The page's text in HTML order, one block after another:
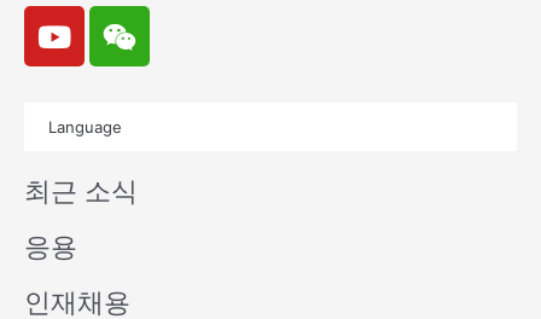
Y
o
u
e
W
e
i
n
Language
최근 소식
응용
인재채용